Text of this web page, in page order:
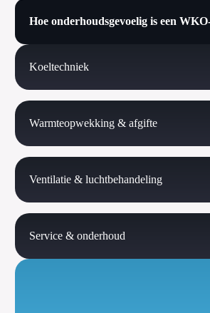
Koeltechniek
Warmteopwekking & afgifte
Ventilatie & luchtbehandeling
Service & onderhoud
Hoe onderhoudsgevoelig is een